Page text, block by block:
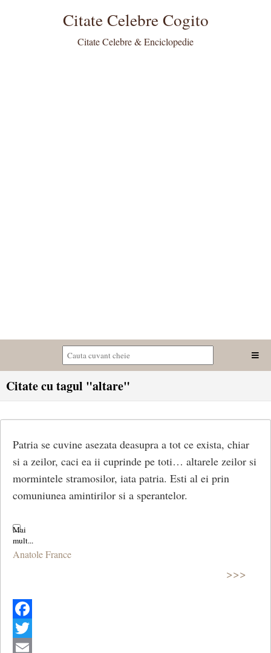
Citate Celebre Cogito
Citate Celebre & Enciclopedie
Citate cu tagul "altare"
Patria se cuvine asezata deasupra a tot ce exista, chiar
si a zeilor, caci ea ii cuprinde pe toti… altarele zeilor si
mormintele stramosilor, iata patria. Esti al ei prin
comuniunea amintirilor si a sperantelor.
Anatole France
>>>
Facebook
Twitter